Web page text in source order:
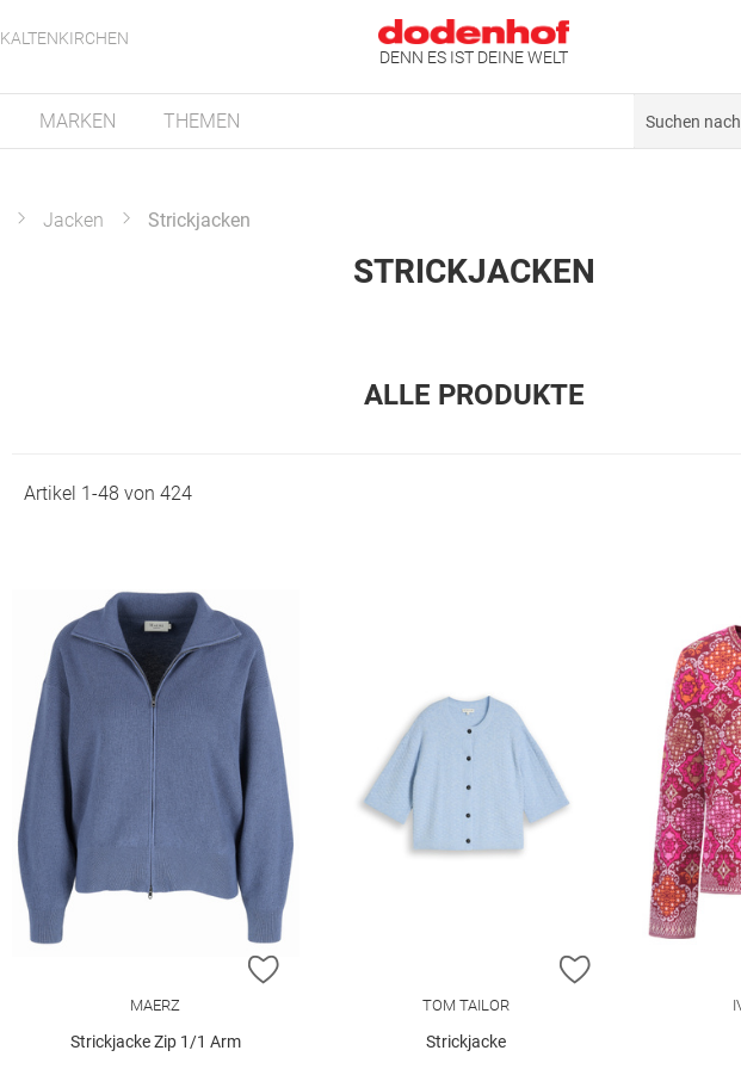
KALTENKIRCHEN
DENN ES IST DEINE WELT
MARKEN THEMEN
Jacken Strickjacken
STRICKJACKEN
ALLE PRODUKTE
Artikel 1-48 von 424
ZUR WUNSCHLISTE HINZUFÜGEN
MAERZ
Strickjacke Zip 1/1 Arm
ZUR
TOM TAILOR
Strickjacke